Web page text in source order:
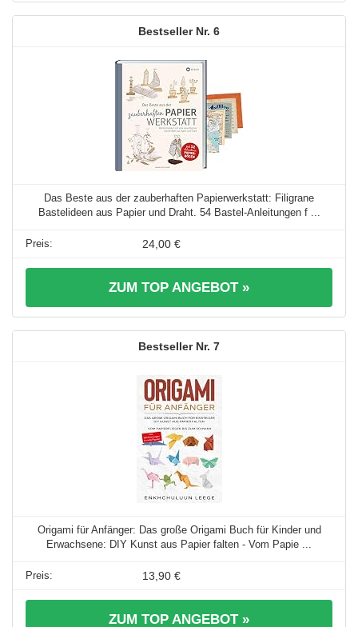
6
Das Beste aus der zauberhaften Papierwerkstatt: Filigrane
Bastelideen aus Papier und Draht. 54 Bastel-Anleitungen f ...
24,00 €
ZUM TOP ANGEBOT »
7
Origami für Anfänger: Das große Origami Buch für Kinder und
Erwachsene: DIY Kunst aus Papier falten - Vom Papie ...
13,90 €
ZUM TOP ANGEBOT »